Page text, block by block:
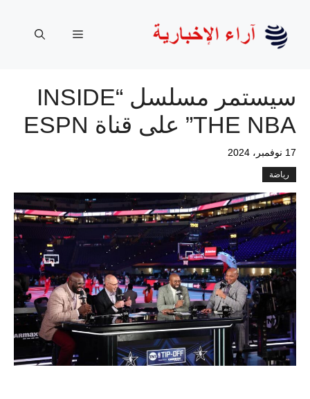
المحتوى
القائمة
سيستمر مسلسل “INSIDE
THE NBA” على قناة ESPN
17 نوفمبر، 2024
رياضة